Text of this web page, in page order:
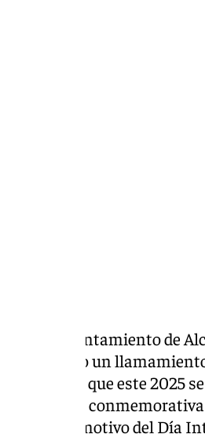
del Ayuntamiento de
ha realizado un
la Igualdad que este 2025
actividades
con motivo del Día